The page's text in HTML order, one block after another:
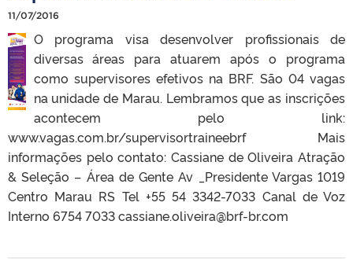
11/07/2016
O programa visa desenvolver profissionais de
diversas áreas para atuarem após o programa
como supervisores efetivos na BRF. São 04 vagas
na unidade de Marau. Lembramos que as inscrições
acontecem pelo link:
www.vagas.com.br/supervisortraineebrf Mais
informações pelo contato: Cassiane de Oliveira Atração
& Seleção – Área de Gente Av _Presidente Vargas 1019
Centro Marau RS Tel +55 54 3342-7033 Canal de Voz
Interno 6754 7033 cassiane.oliveira@brf-br.com